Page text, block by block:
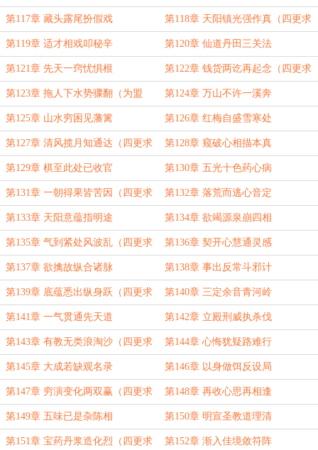
第117章 藏头露尾扮假戏 第118章 天阳镇光强作真（四更求
订！）
第119章 适才相戏叩秘辛 第120章 仙道丹田三关法
第121章 先天一窍忧惧根 第122章 钱货两讫再起念（四更求
订！）
第123章 拖人下水势骤翻（为盟
主“淹死橙子”加更！）
第124章 万山不许一溪奔
第125章 山水穷困见藩篱 第126章 红梅自盛雪寒处
第127章 清风揽月知通达（四更求
订！）
第128章 窥破心相描本真
第129章 棋至此处已收官 第130章 五光十色药心病
第131章 一朝得果皆苦因（四更求
订！）
第132章 落荒而逃心音定
第133章 天阳意蕴指明途 第134章 欲竭源泉崩四相
第135章 气到紧处风波乱（四更求
订！）
第136章 契开心慧通灵感
第137章 欲擒故纵合诸脉 第138章 事出反常斗邪计
第139章 底蕴悉出纵身跃（四更求
订！）
第140章 三定余音青河岭
第141章 一气贯通先天道 第142章 立殿刑威执杀伐
第143章 有教无类浪淘沙（四更求
订！）
第144章 心悔犹疑路难行
第145章 大成若缺观名录 第146章 以身做饵反设局
第147章 穷演变化两双赢（四更求
订！）
第148章 再收心思再相逢
第149章 五味已是杂陈相 第150章 明宣圣教道理清
第151章 宝药丹浆造化烈（四更求 第152章 渐入佳境敛符阵